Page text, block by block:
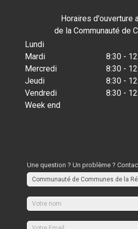
Horaires d'ouverture
de la Communauté de
Lundi
Mardi
8:30 -
Mercredi
8:30 -
Jeudi
8:30 -
Vendredi
8:30 -
Week end
Une question ? Un problème ?